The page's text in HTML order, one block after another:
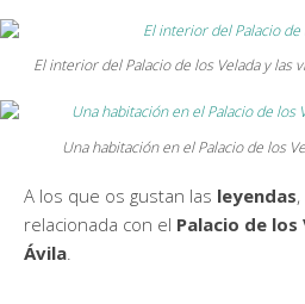
El interior del Palacio de los Velada y las
Una habitación en el Palacio de los
A los que os gustan las leyendas
relacionada con el Palacio de los
Ávila